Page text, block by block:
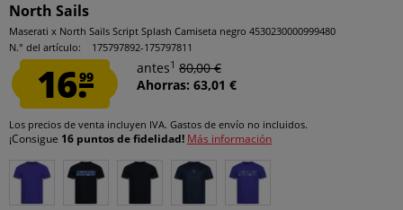
North Sails
Maserati x North Sails Script Splash Camiseta negro 4530230000999480
N.° del artículo:
175797892-175797811
16.99
antes1 80,00 €
Ahorras: 63,01 €
Los precios de venta incluyen IVA. Gastos de envío no incluidos.
¡Consigue 16 puntos de fidelidad! Más información